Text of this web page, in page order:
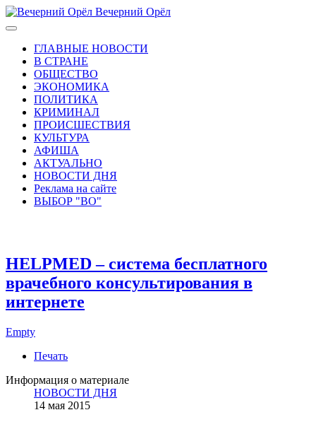
Вечерний Орёл
ГЛАВНЫЕ НОВОСТИ
В СТРАНЕ
ОБЩЕСТВО
ЭКОНОМИКА
ПОЛИТИКА
КРИМИНАЛ
ПРОИСШЕСТВИЯ
КУЛЬТУРА
АФИША
АКТУАЛЬНО
НОВОСТИ ДНЯ
Реклама на сайте
ВЫБОР "ВО"
HELPMED – система бесплатного
врачебного консультирования в
интернете
Empty
Печать
Информация о материале
НОВОСТИ ДНЯ
14 мая 2015